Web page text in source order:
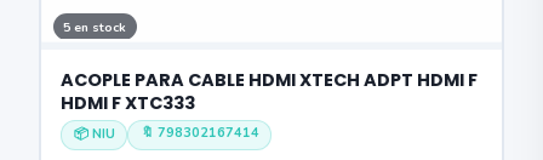
5 en stock
ACOPLE PARA CABLE HDMI XTECH ADPT HDMI F
HDMI F XTC333
📦 NIU 🔖 798302167414